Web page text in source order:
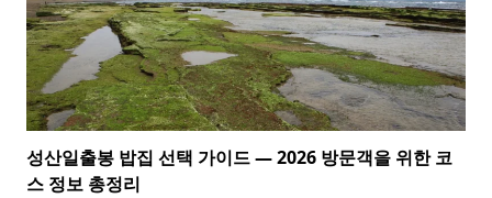
성산일출봉 밥집 선택 가이드 — 2026 방문객을 위한 코
스 정보 총정리